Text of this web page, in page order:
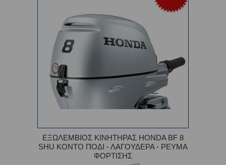
ΕΞΩΛΕΜΒΙΟΣ ΚΙΝΗΤΗΡΑΣ HONDA BF 8
SHU ΚΟΝΤΟ ΠΟΔΙ - ΛΑΓΟΥΔΕΡΑ - ΡΕΥΜΑ
ΦΟΡΤΙΣΗΣ